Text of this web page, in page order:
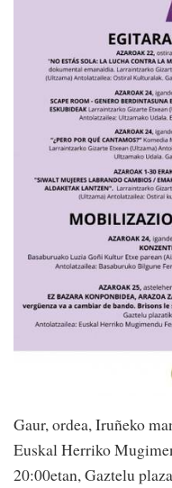
Gaur, ordea, Iruñeko
Euskal Herriko
20:00etan, Gaztelu